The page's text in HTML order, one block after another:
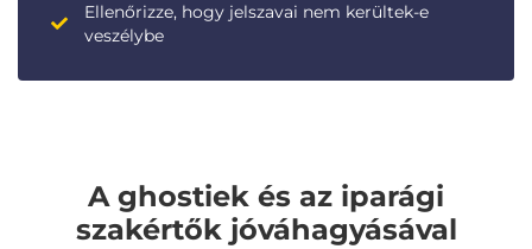
Ellenőrizze, hogy jelszavai nem kerültek-e
veszélybe
A ghostiek és az iparági
szakértők jóváhagyásával